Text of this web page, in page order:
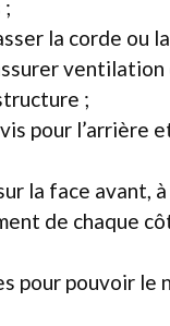
;
la corde ou
;
pour l’arrière
la face avant,
de chaque
pour pouvoir le